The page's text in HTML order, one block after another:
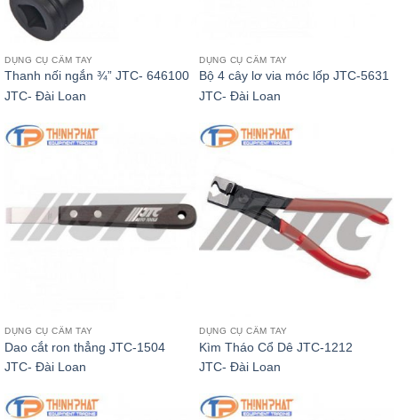
DỤNG CỤ CẦM TAY
Thanh nối ngắn ¾” JTC- 646100
JTC- Đài Loan
DỤNG CỤ CẦM TAY
Bộ 4 cây lơ via móc lốp JTC-5631
JTC- Đài Loan
DỤNG CỤ CẦM TAY
Dao cắt ron thẳng JTC-1504
JTC- Đài Loan
DỤNG CỤ CẦM TAY
Kìm Tháo Cổ Dê JTC-1212
JTC- Đài Loan